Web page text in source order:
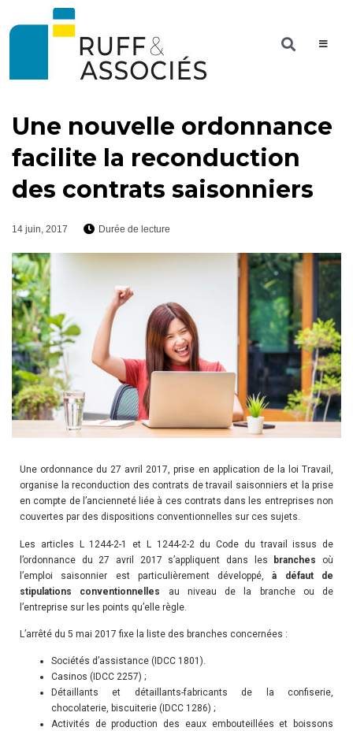
Une nouvelle ordonnance
facilite la reconduction
des contrats saisonniers
14 juin, 2017 Durée de lecture
Une ordonnance du 27 avril 2017, prise en application de la loi Travail,
organise la reconduction des contrats de travail saisonniers et la prise
en compte de l’ancienneté liée à ces contrats dans les entreprises non
couvertes par des dispositions conventionnelles sur ces sujets.
Les articles L 1244-2-1 et L 1244-2-2 du Code du travail issus de
l’ordonnance du 27 avril 2017 s’appliquent dans les
branches où
l’emploi saisonnier est particulièrement développé,à défaut de
stipulations conventionnelles au niveau de la branche ou de
l’entreprise sur les points qu’elle règle.
L’arrêté du 5 mai 2017 fixe la liste des branches concernées :
Sociétés d’assistance (IDCC 1801).
Casinos (IDCC 2257) ;
Détaillants et détaillants-fabricants de la confiserie,
chocolaterie, biscuiterie (IDCC 1286) ;
Activités de production des eaux embouteillées et boissons